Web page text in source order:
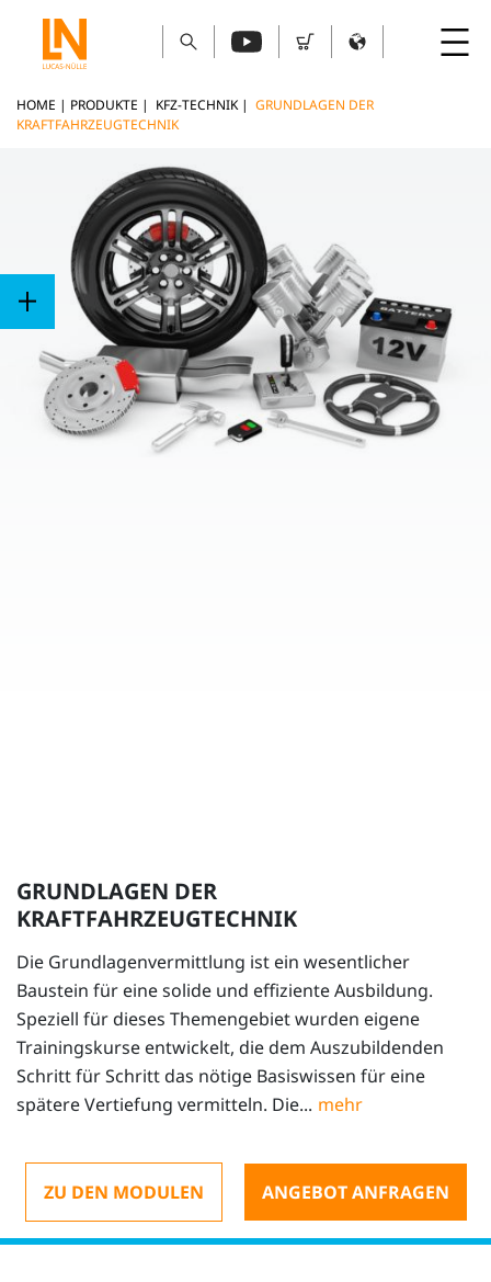
HOME | PRODUKTE | KFZ-TECHNIK | GRUNDLAGEN DER
KRAFTFAHRZEUGTECHNIK
GRUNDLAGEN DER
KRAFTFAHRZEUGTECHNIK
Die Grundlagenvermittlung ist ein wesentlicher
Baustein für eine solide und effiziente Ausbildung.
Speziell für dieses Themengebiet wurden eigene
Trainingskurse entwickelt, die dem Auszubildenden
Schritt für Schritt das nötige Basiswissen für eine
spätere Vertiefung vermitteln. Die...
ZU DEN MODULEN ANGEBOT ANFRAGEN